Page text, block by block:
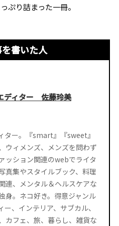
ぷり詰まった一冊。
書いた人
ディター 佐藤玲美
ター。『smart』『sweet』
ウィメンズ、メンズを問わず
ッション関連のwebでライタ
真集やスタイルブック、料理
連、メンタル＆ヘルスケアな
身。ネコ好き。得意ジャンル
、インテリア、サブカル、
カフェ、旅、暮らし、雑貨な